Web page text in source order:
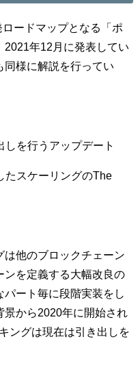
ードマップとなる「ポ
2021年12月に発表してい
同様に解説を行ってい
しを行うアップデート
たスケーリングのThe
他のブロックチェーン
ンを定義する大幅改良の
ート毎に段階実装をし
から2020年に開始され
ングは現在は引き出しを